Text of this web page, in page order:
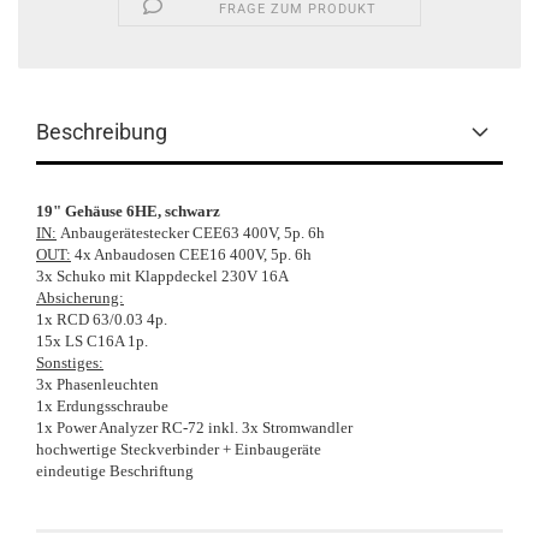
FRAGE ZUM PRODUKT
Beschreibung
19" Gehäuse 6HE, schwarz
IN: Anbaugerätestecker CEE63 400V, 5p. 6h
OUT: 4x Anbaudosen CEE16 400V, 5p. 6h
3x Schuko mit Klappdeckel 230V 16A
Absicherung:
1x RCD 63/0.03 4p.
15x LS C16A 1p.
Sonstiges:
3x Phasenleuchten
1x Erdungsschraube
1x Power Analyzer RC-72 inkl. 3x Stromwandler
hochwertige Steckverbinder + Einbaugeräte
eindeutige Beschriftung